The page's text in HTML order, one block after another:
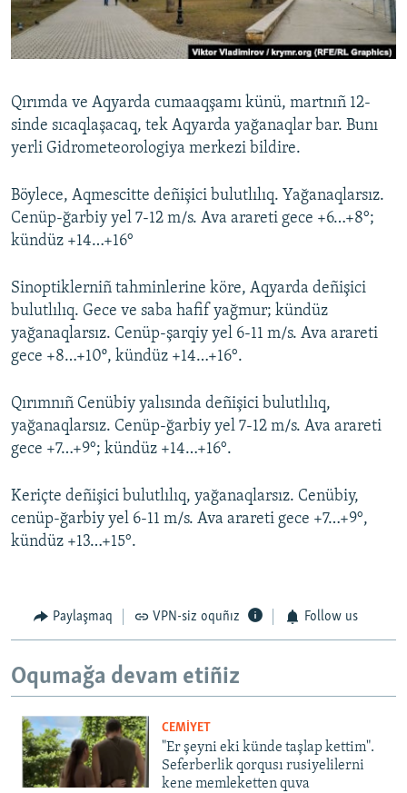
Русский
Українською
QOŞULIÑIZ!
RFE/RS bütün saytları
Qırımda ve Aqyarda cumaaqşamı künü, martnıñ 12-
sinde sıcaqlaşacaq, tek Aqyarda yağanaqlar bar. Bunı
yerli Gidrometeorologiya merkezi bildire.
Böylece, Aqmescitte deñişici bulutlılıq. Yağanaqlarsız.
Cenüp-ğarbiy yel 7-12 m/s. Ava arareti gece +6…+8°;
kündüz +14…+16°
Sinoptiklerniñ tahminlerine köre, Aqyarda deñişici
bulutlılıq. Gece ve saba hafif yağmur; kündüz
yağanaqlarsız. Cenüp-şarqiy yel 6-11 m/s. Ava arareti
gece +8…+10º, kündüz +14…+16°.
Qırımnıñ Cenübiy yalısında deñişici bulutlılıq,
yağanaqlarsız. Cenüp-ğarbiy yel 7-12 m/s. Ava arareti
gece +7…+9°; kündüz +14…+16°.
Keriçte deñişici bulutlılıq, yağanaqlarsız. Cenübiy,
cenüp-ğarbiy yel 6-11 m/s. Ava arareti gece +7…+9°,
kündüz +13…+15°.
Paylaşmaq VPN-siz oquñız Follow us
Oqumağa devam etiñiz
CEMİYET
"Er şeyni eki künde taşlap kettim".
Seferberlik qorqusı rusiyelilerni
kene memleketten quva